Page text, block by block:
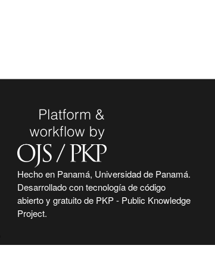
Hecho en Panamá, Universidad de Panamá.
Desarrollado con tecnología de código
abierto y gratuito de PKP - Public Knowledge
Project.